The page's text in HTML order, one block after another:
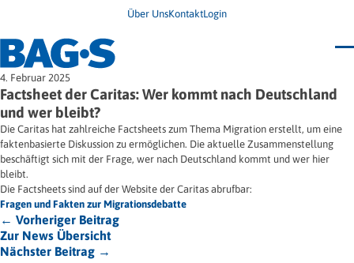
Über UnsKontaktLogin
Bundestagung 2026
Wo finde ich Hilfe?
News
Termine
Veröffentlichungen
Infodienst
Wegweiser
Jugendbroschüre
Impulse
Presse & Stellungnahmen
Newsletter
Unsere Themen
Angehörige
Ersatzfreiheitsstrafe
Freie Straffälligenhilfe
Gesundheit
Migration
Frauen
Wohnen
4. Februar 2025
Factsheet der Caritas: Wer kommt nach Deutschland
und wer bleibt?
Die Caritas hat zahlreiche Factsheets zum Thema Migration erstellt, um eine
faktenbasierte Diskussion zu ermöglichen. Die aktuelle Zusammenstellung
beschäftigt sich mit der Frage, wer nach Deutschland kommt und wer hier
bleibt.
Die Factsheets sind auf der Website der Caritas abrufbar:
Fragen und Fakten zur Migrationsdebatte
← Vorheriger Beitrag
Zur News Übersicht
Nächster Beitrag →